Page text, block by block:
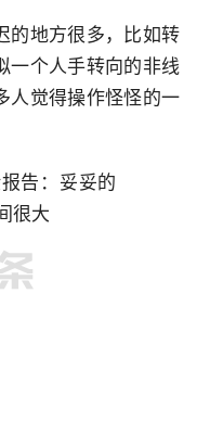
的地方很多，比如转
一个人手转向的非线
人觉得操作怪怪的一